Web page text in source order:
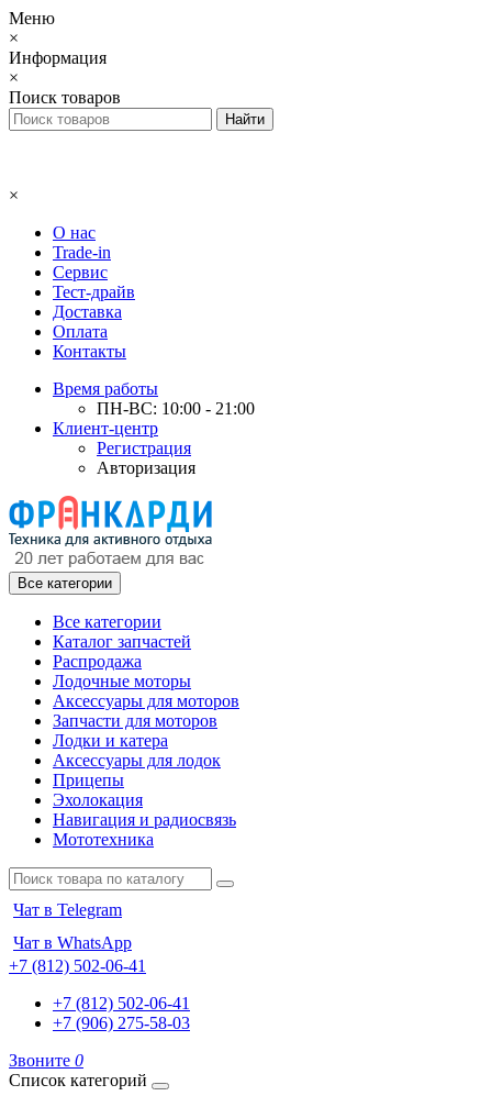
Меню
×
Информация
×
Поиск товаров
×
О нас
Trade-in
Сервис
Тест-драйв
Доставка
Оплата
Контакты
Время работы
ПН-ВС: 10:00 - 21:00
Клиент-центр
Регистрация
Авторизация
Все категории
Все категории
Каталог запчастей
Распродажа
Лодочные моторы
Аксессуары для моторов
Запчасти для моторов
Лодки и катера
Аксессуары для лодок
Прицепы
Эхолокация
Навигация и радиосвязь
Мототехника
Чат в Telegram
Чат в WhatsApp
+7 (812) 502-06-41
+7 (812) 502-06-41
+7 (906) 275-58-03
Звоните 0
Список категорий